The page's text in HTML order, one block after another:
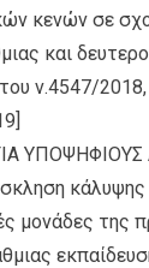
κενών σε
και
ν.4547/
μονάδες της